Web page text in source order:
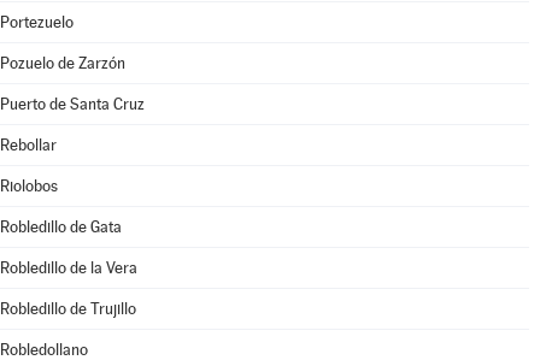
Portezuelo
Pozuelo de Zarzón
Puerto de Santa Cruz
Rebollar
Riolobos
Robledillo de Gata
Robledillo de la Vera
Robledillo de Trujillo
Robledollano